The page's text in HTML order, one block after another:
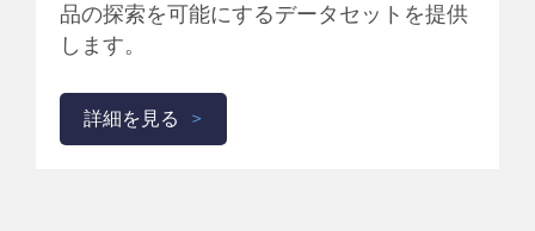
品の探索を可能にするデータセットを提供
します。
詳細を見る